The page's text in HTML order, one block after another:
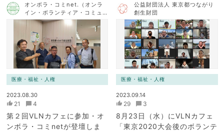
オンボラ・コミnet.（オンラ
イン・ボランティア・コミュ
ニケーション・ネットワー
ク）
医療・福祉・人権
2023.08.30
21 4
第２回VLNカフェに参加・オ
ンボラ・コミnetが登壇しま
公益財団法人 東京都つながり
創生財団
医療・福祉・人権
2023.09.14
29 3
8月23日（水）にVLNカフェ
「東京2020大会後のボランテ